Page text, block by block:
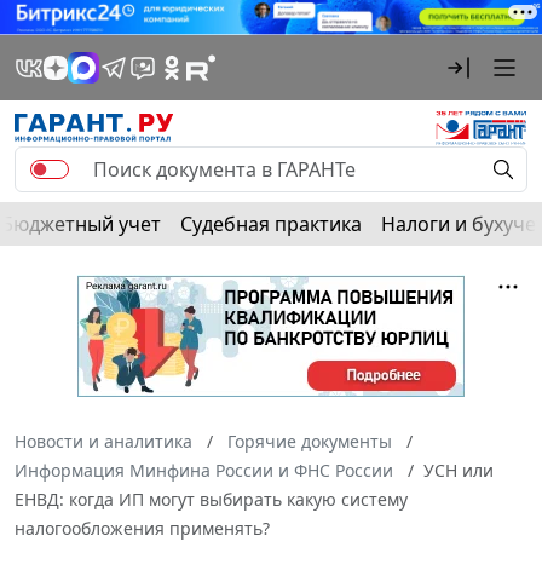
Бюджетный учет Судебная практика Налоги и
Новости и аналитика
Горячие документы
Информация Минфина России и ФНС России
УСН или
ЕНВД: когда ИП могут выбирать какую систему
налогообложения применять?